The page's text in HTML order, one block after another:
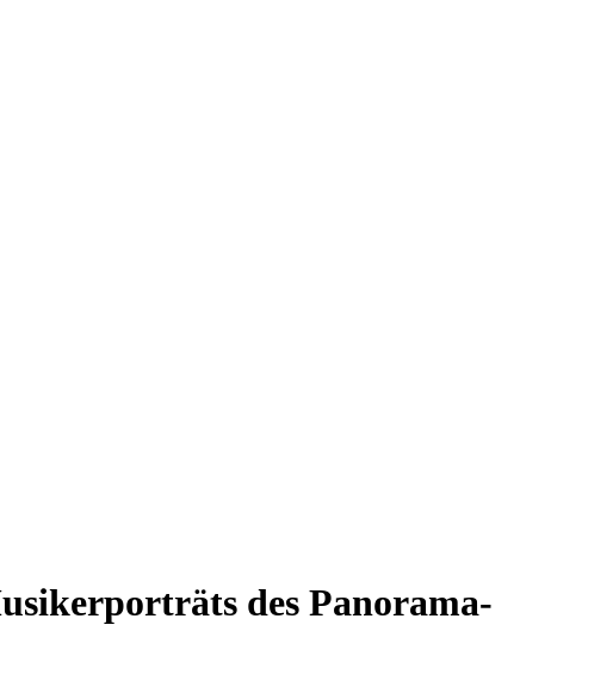
des Panorama-